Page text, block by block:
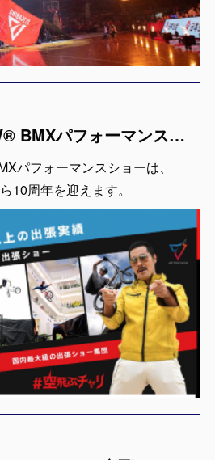
AIR TRICK SHOW® BMXパフォーマンスショー「2024年活動開始から10周年を迎えます」
パフォーマンスショーは、
10周年を迎えます。